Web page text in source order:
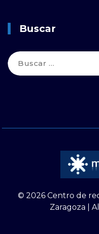
Buscar
Buscar:
© 2026 Centro de
Zaragoza |